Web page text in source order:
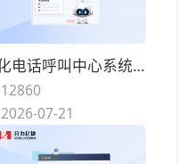
云化电话呼叫中心系统有哪些优势？告别硬件束缚的灵活部署模式
12860
2026-07-21